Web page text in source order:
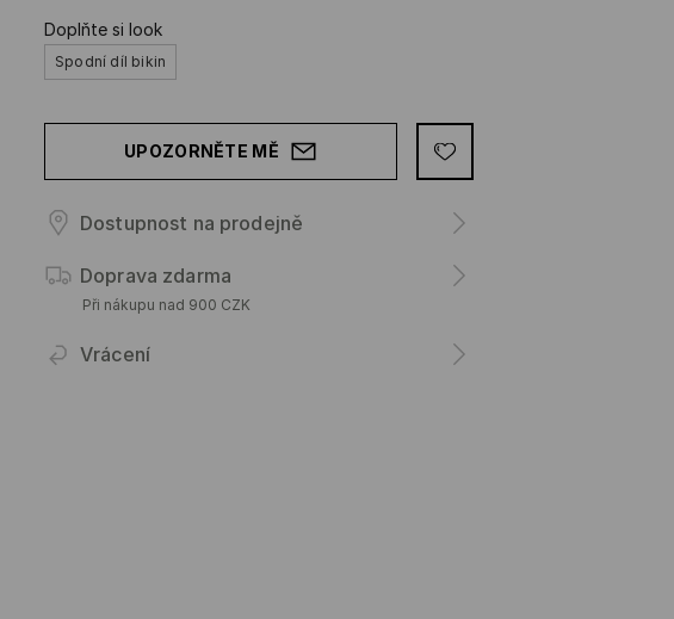
Doplňte si look
Spodní díl bikin
UPOZORNĚTE MĚ
Dostupnost na prodejně
Doprava zdarma
Při nákupu nad 900 CZK
Vrácení